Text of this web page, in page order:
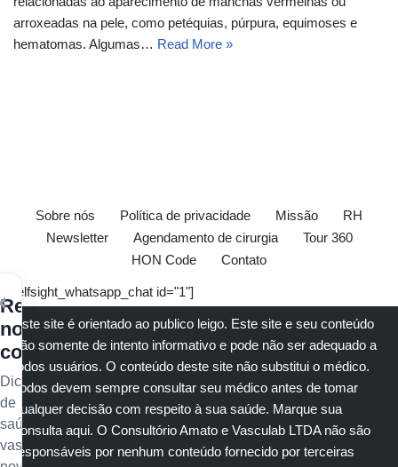
arroxeadas na pele, como petéquias, púrpura, equimoses e
hematomas. Algumas… Read More »
Sobre nós Política de privacidade Missão
RH
Newsletter
Agendamento de cirurgia
Tour 360
HON Code
Contato
[elfsight_whatsapp_chat id="1"]
Este site é orientado ao publico leigo. Este site e seu conteúdo
são somente de intento informativo e pode não ser adequado a
todos usuários. O conteúdo deste site não substitui o médico.
Todos devem sempre consultar seu médico antes de tomar
qualquer decisão com respeito à sua saúde. Marque sua
consulta aqui. O Consultório Amato e Vasculab LTDA não são
responsáveis por nenhum conteúdo fornecido por terceiras
Receba
nossos
conteúdos
Dicas
de
saúde
vascular,